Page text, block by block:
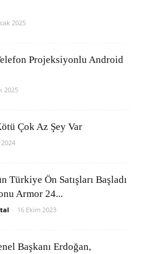
2025
Projeksiyonlu Android
2025
Çok Az Şey Var
Türkiye Ön Satışları Başladı
Armor 24...
- 16 Ekim 2023
Başkanı Erdoğan,